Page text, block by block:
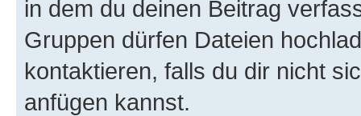
in dem du deinen Beitrag
Gruppen dürfen Dateien
kontaktieren, falls du dir nicht
anfügen kannst.